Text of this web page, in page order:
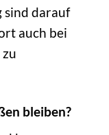
sind darauf
auch bei
bleiben?